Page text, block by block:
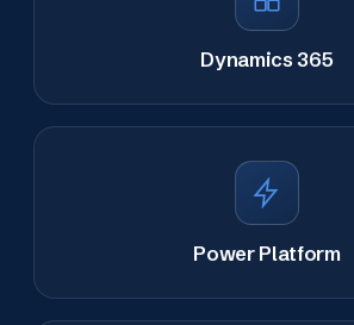
Dynamics 365
Power Platform